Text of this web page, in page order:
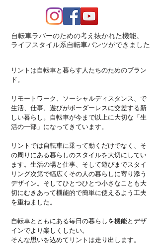
​自転車ラバーのための考え抜かれた機能。
​ライフスタイル系自転車パンツができました
リントは自転車と暮らす人たちのためのブラン
ド。
リモートワーク、ソーシャルディスタンス、で
生活、仕事、遊びがボーダーレスに交差する新
しい暮らし。自転車が今まで以上に大切な「生
活の一部」になってきています。
リントでは自転車に乗って動くだけでなく、そ
の周りにある暮らしのスタイルを大切にしてい
ます。生活の場と仕事、そして遊びまでスタイ
リング次第で幅広くその人の暮らしに寄り添う
デザイン。そしてひとつひとつ小さなことも大
切にむきあって機能的で簡単に使えるよう工夫
を重ねました。
​自転車とともにある毎日の暮らしを機能とデザ
インでより楽しくしたい。
​そんな思いを込めてリントは走り出します。